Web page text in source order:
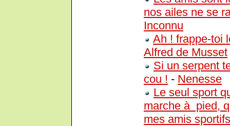
nos ailes ne se
Inconnu
Ah ! frappe-toi
Alfred de Musset
Si un serpent
cou ! - Nenesse
Le seul sport
marche à pied,
mes amis